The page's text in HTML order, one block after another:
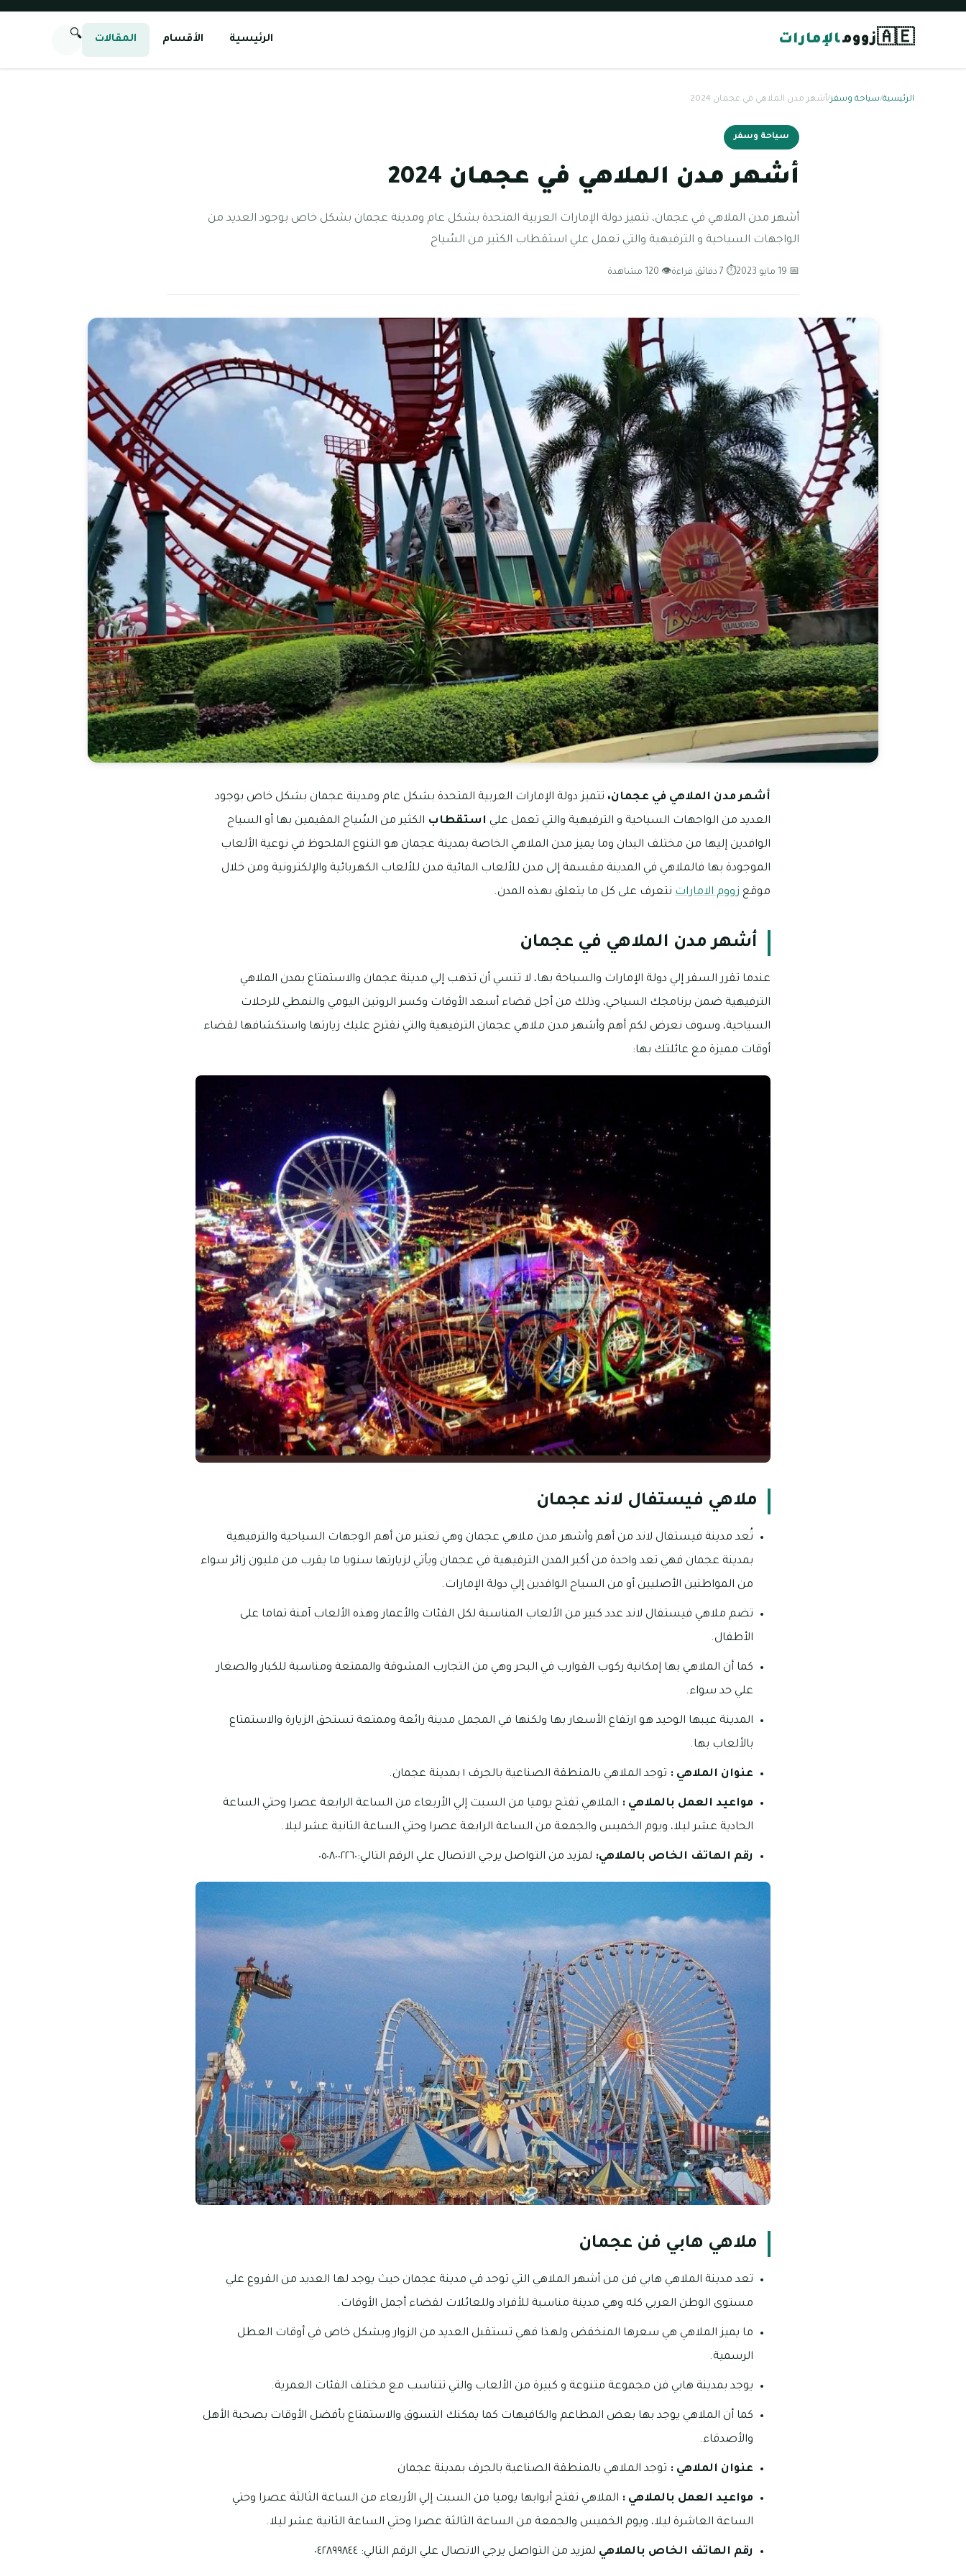
🇦🇪زوومالإمارات الرئيسية الأقسام المقالات 🔍
الرئيسية/سياحة وسفر/أشهر مدن الملاهي في عجمان 2024
سياحة وسفر
أشهر مدن الملاهي في عجمان 2024
أشهر مدن الملاهي في عجمان، تتميز دولة الإمارات العربية المتحدة بشكل عام ومدينة عجمان بشكل خاص بوجود العديد من
الواجهات السياحية و الترفيهية والتي تعمل علي استقطاب الكثير من السُياح
📅 19 مايو 2023 ⏱ 7 دقائق قراءة 👁 120 مشاهدة
أشهر مدن الملاهي في عجمان، تتميز دولة الإمارات العربية المتحدة بشكل عام ومدينة عجمان بشكل خاص بوجود
العديد من الواجهات السياحية و الترفيهية والتي تعمل علي استقطاب الكثير من السُياح المقيمين بها أو السياح
الوافدين إليها من مختلف البدان وما يميز مدن الملاهي الخاصة بمدينة عجمان هو التنوع الملحوظ في نوعية الألعاب
الموجودة بها فالملاهي في المدينة مقسمة إلى مدن للألعاب المائية مدن للألعاب الكهربائية والإلكترونية ومن خلال
موقع زووم الامارات نتعرف على كل ما يتعلق بهذه المدن.
أشهر مدن الملاهي في عجمان
عندما تقرر السفر إلي دولة الإمارات والسياحة بها، لا تنسي أن تذهب إلي مدينة عجمان والاستمتاع بمدن الملاهي
الترفيهية ضمن برنامجك السياحي، وذلك من أجل قضاء أسعد الأوقات وكسر الروتين اليومي والنمطي للرحلات
السياحية، وسوف نعرض لكم أهم وأشهر مدن ملاهي عجمان الترفيهية والتي نقترح عليك زيارتها واستكشافها لقضاء
أوقات مميزة مع عائلتك بها:
ملاهي فيستفال لاند عجمان
تُعد مدينة فيستفال لاند من أهم وأشهر مدن ملاهي عجمان وهي تعتبر من أهم الوجهات السياحية والترفيهية
بمدينة عجمان فهي تعد واحدة من أكبر المدن الترفيهية في عجمان ويأتي لزيارتها سنويا ما يقرب من مليون زائر سواء
من المواطنين الأصليين أو من السياح الوافدين إلي دولة الإمارات.
تضم ملاهي فيستفال لاند عدد كبير من الألعاب المناسبة لكل الفئات والأعمار وهذه الألعاب آمنة تماما على
الأطفال.
كما أن الملاهي بها إمكانية ركوب القوارب في البحر وهي من التجارب المشوقة والممتعة ومناسبة للكبار والصغار
علي حد سواء.
المدينة عيبها الوحيد هو ارتفاع الأسعار بها ولكنها في المجمل مدينة رائعة وممتعة تستحق الزيارة والاستمتاع
بالألعاب بها.
عنوان الملاهي : توجد الملاهي بالمنطقة الصناعية بالجرف ١ بمدينة عجمان.
مواعيد العمل بالملاهي : الملاهي تفتح يوميا من السبت إلي الأربعاء من الساعة الرابعة عصرا وحتي الساعة
الحادية عشر ليلا، ويوم الخميس والجمعة من الساعة الرابعة عصرا وحتي الساعة الثانية عشر ليلا.
رقم الهاتف الخاص بالملاهي: لمزيد من التواصل يرجي الاتصال علي الرقم التالي:٠٥٠٨٠٠٢٢٦٠
ملاهي هابي فن عجمان
تعد مدينة الملاهي هابي فن من أشهر الملاهي التي توجد في مدينة عجمان حيث يوجد لها العديد من الفروع علي
مستوى الوطن العربي كله وهي مدينة مناسبة للأفراد وللعائلات لقضاء أجمل الأوقات.
ما يميز الملاهي هي سعرها المنخفض ولهذا فهي تستقبل العديد من الزوار وبشكل خاص في أوقات العطل
الرسمية.
يوجد بمدينة هابي فن مجموعة متنوعة و كبيرة من الألعاب والتي تتناسب مع مختلف الفئات العمرية.
كما أن الملاهي يوجد بها بعض المطاعم والكافيهات كما يمكنك التسوق والاستمتاع بأفضل الأوقات بصحبة الأهل
والأصدقاء.
عنوان الملاهي : توجد الملاهي بالمنطقة الصناعية بالجرف بمدينة عجمان
مواعيد العمل بالملاهي : الملاهي تفتح أبوابها يوميا من السبت إلي الأربعاء من الساعة الثالثة عصرا وحتي
الساعة العاشرة ليلا، ويوم الخميس والجمعة من الساعة الثالثة عصرا وحتي الساعة الثانية عشر ليلا.
رقم الهاتف الخاص بالملاهي لمزيد من التواصل يرجي الاتصال علي الرقم التالي: ٠٤٢٨٩٩٨٤٤